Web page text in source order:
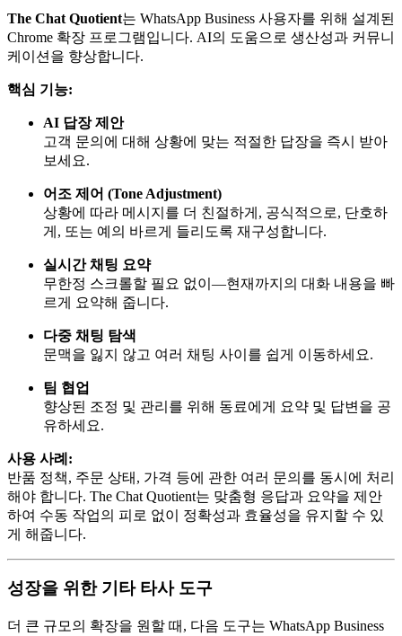
The Chat Quotient는 WhatsApp Business 사용자를 위해 설계된
Chrome 확장 프로그램입니다. AI의 도움으로 생산성과 커뮤니
케이션을 향상합니다.
핵심 기능:
AI 답장 제안
고객 문의에 대해 상황에 맞는 적절한 답장을 즉시 받아
보세요.
어조 제어 (Tone Adjustment)
상황에 따라 메시지를 더 친절하게, 공식적으로, 단호하
게, 또는 예의 바르게 들리도록 재구성합니다.
실시간 채팅 요약
무한정 스크롤할 필요 없이—현재까지의 대화 내용을 빠
르게 요약해 줍니다.
다중 채팅 탐색
문맥을 잃지 않고 여러 채팅 사이를 쉽게 이동하세요.
팀 협업
향상된 조정 및 관리를 위해 동료에게 요약 및 답변을 공
유하세요.
사용 사례:
반품 정책, 주문 상태, 가격 등에 관한 여러 문의를 동시에 처리
해야 합니다. The Chat Quotient는 맞춤형 응답과 요약을 제안
하여 수동 작업의 피로 없이 정확성과 효율성을 유지할 수 있
게 해줍니다.
성장을 위한 기타 타사 도구
더 큰 규모의 확장을 원할 때, 다음 도구는 WhatsApp Business